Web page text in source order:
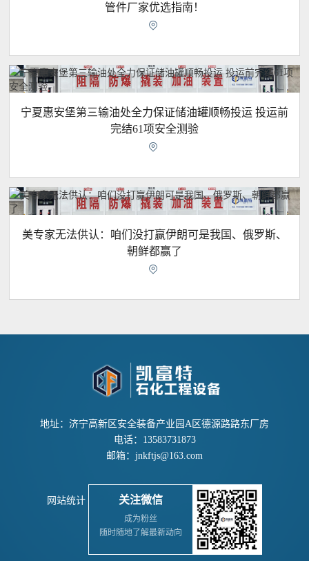
管件厂家优选指南！

宁夏惠安堡第三输油处全力保证储油罐顺畅投运 投运前
完结61项安全测验

美专家无法供认：咱们没打赢伊朗可是我国、俄罗斯、
朝鲜都赢了

地址：济宁高新区安全装备产业园A区德源路路东厂房
电话：13583731873
邮箱：jnkftjs@163.com
网站统计 关注微信
成为粉丝
随时随地了解最新动向